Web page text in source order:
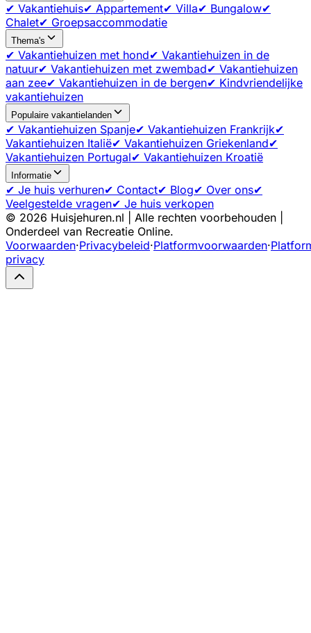
✔ Vakantiehuis✔ Appartement✔ Villa✔ Bungalow✔
Chalet✔ Groepsaccommodatie
Thema's
✔ Vakantiehuizen met hond✔ Vakantiehuizen in de
natuur✔ Vakantiehuizen met zwembad✔ Vakantiehuizen
aan zee✔ Vakantiehuizen in de bergen✔ Kindvriendelijke
vakantiehuizen
Populaire vakantielanden
✔ Vakantiehuizen Spanje✔ Vakantiehuizen Frankrijk✔
Vakantiehuizen Italië✔ Vakantiehuizen Griekenland✔
Vakantiehuizen Portugal✔ Vakantiehuizen Kroatië
Informatie
✔ Je huis verhuren✔ Contact✔ Blog✔ Over ons✔
Veelgestelde vragen✔ Je huis verkopen
© 2026 Huisjehuren.nl | Alle rechten voorbehouden |
Onderdeel van Recreatie Online.
Voorwaarden·Privacybeleid·Platformvoorwaarden·
privacy